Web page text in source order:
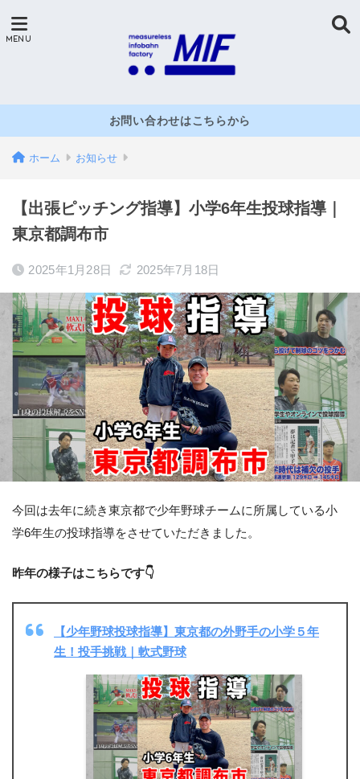
お問い合わせはこちらから
ホーム お知らせ
【出張ピッチング指導】小学6年生投球指導｜
東京都調布市
2025年1月28日 2025年7月18日
今回は去年に続き東京都で少年野球チームに所属している小
学6年生の投球指導をさせていただきました。
昨年の様子はこちらです👇
【少年野球投球指導】東京都の外野手の小学５年
生！投手挑戦｜軟式野球